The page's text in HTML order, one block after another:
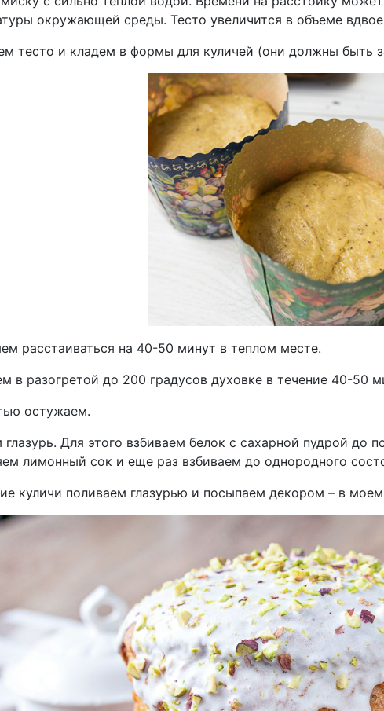
окружающей среды. Тесто увеличится в объеме
тесто и кладем в формы для куличей (они должны быть
расстаиваться на 40-50 минут в теплом месте.
в разогретой до 200 градусов духовке в течение 40-50
остужаем.
глазурь. Для этого взбиваем белок с сахарной пудрой до
лимонный сок и еще раз взбиваем до однородного
куличи поливаем глазурью и посыпаем декором – в